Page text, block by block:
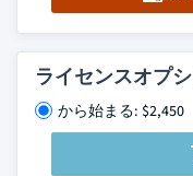
ライセンスオプ
から始まる: $2,450